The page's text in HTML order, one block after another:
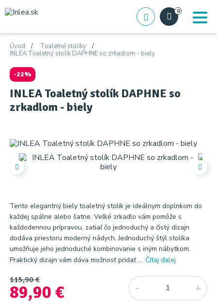
0
Úvod
Toaletné stolíky
INLEA Toaletný stolík DAPHNE so zrkadlom - biely
-22%
INLEA Toaletný stolík DAPHNE so
zrkadlom - biely
Tento elegantný biely toaletný stolík je ideálnym doplnkom do
každej spálne alebo šatne. Veľké zrkadlo vám pomôže s
každodennou prípravou, zatiaľ čo jednoduchý a čistý dizajn
dodáva priestoru moderný nádych. Jednoduchý štýl stolíka
umožňuje jeho jednoduché kombinovanie s iným nábytkom.
Praktický dizajn vám dáva možnosť pridať ... Čítaj ďalej
115,90 €
89,90 €